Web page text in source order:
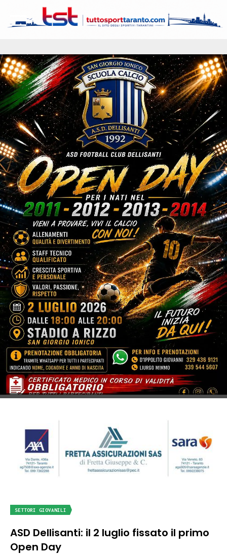
SETTORI GIOVANILI
ASD Dellisanti: il 2 luglio fissato il primo
Open Day